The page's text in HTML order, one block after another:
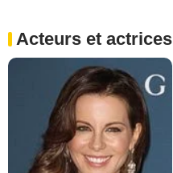
Acteurs et actrices